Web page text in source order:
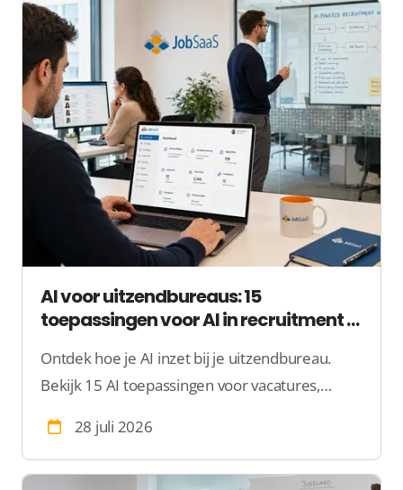
AI voor uitzendbureaus: 15
toepassingen voor AI in recruitment in
Ontdek hoe je AI inzet bij je uitzendbureau.
Bekijk 15 AI toepassingen voor vacatures,
de AI-verordening
28 juli 2026